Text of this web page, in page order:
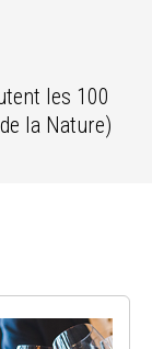
les 100
la Nature)